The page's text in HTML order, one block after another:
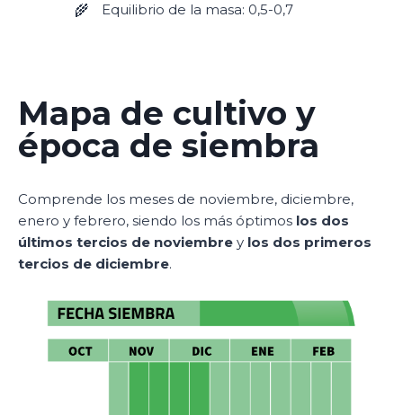
Equilibrio de la masa: 0,5-0,7
Mapa de cultivo y
época de siembra
Comprende los meses de noviembre, diciembre,
enero y febrero, siendo los más óptimos los dos
últimos tercios de noviembre y los dos primeros
tercios de diciembre.